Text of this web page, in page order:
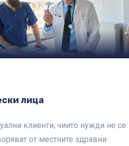
лица
клиенти, чиито нужди не се
от местните здравни